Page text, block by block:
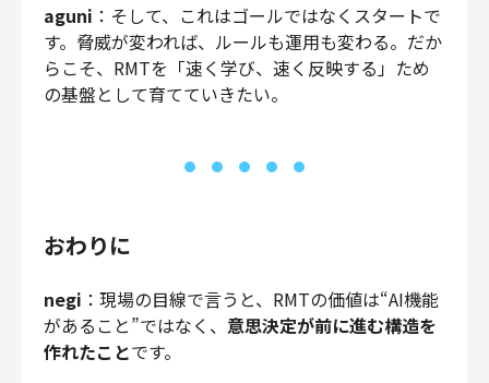
aguni ：そして、これはゴールではなくスタートで
す。脅威が変われば、ルールも運用も変わる。だか
らこそ、RMTを「速く学び、速く反映する」ため
の基盤として育てていきたい。
おわりに
negi ：現場の目線で言うと、RMTの価値は“AI機能
があること”ではなく、 意思決定が前に進む構造を
作れたことです。